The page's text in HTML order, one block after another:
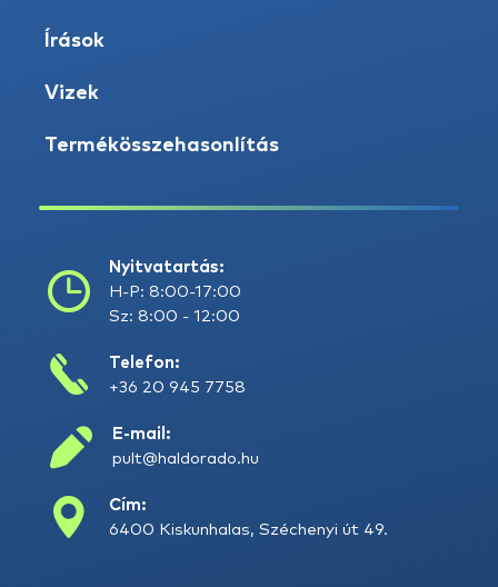
Írások
Vizek
Termékösszehasonlítás
Nyitvatartás:
H-P: 8:00-17:00
Sz: 8:00 - 12:00
Telefon:
+36 20 945 7758
E-mail:
pult@haldorado.hu
Cím:
6400 Kiskunhalas, Széchenyi út 49.